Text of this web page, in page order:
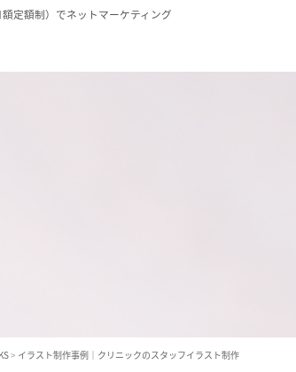
定額制）でネットマーケティング
> イラスト制作事例｜クリニックのスタッフイラスト制作